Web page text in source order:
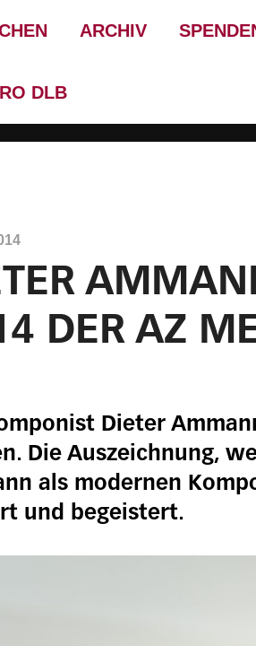
ARCHIV
DLB
DER AZ
Dieter
Die Auszeichnung,
als modernen
und begeistert.